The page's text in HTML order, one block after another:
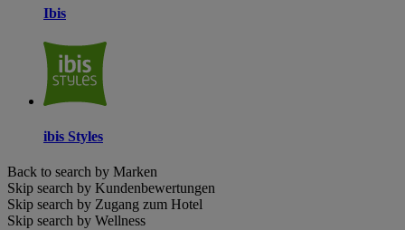
Ibis
ibis Styles
Back to search by Marken
Skip search by Kundenbewertungen
Skip search by Zugang zum Hotel
Skip search by Wellness